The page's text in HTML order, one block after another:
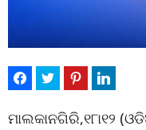
ମାଲକାନଗିରି,୧୮ା୧୨